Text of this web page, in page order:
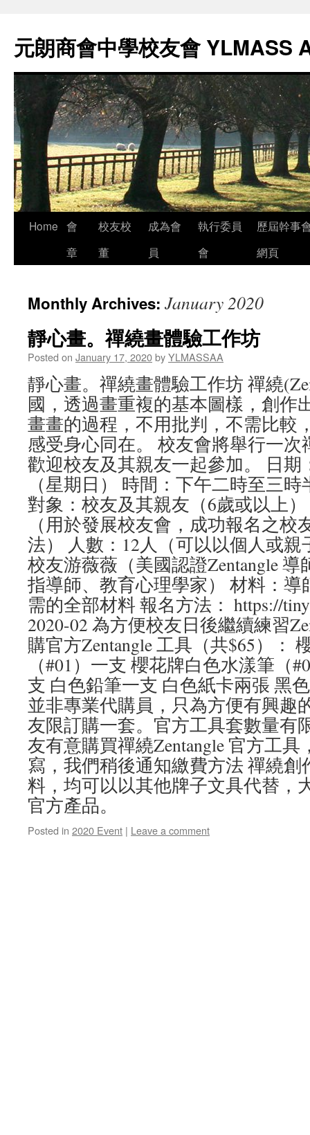
元朗商會中學校友會 YLMASS
Skip
Home 會
章
校友校
董
成為會
員
執行委員
會
歷屆幹事
網頁
Monthly Archives: January 2020
靜心畫。禪繞畫體驗工作坊
Posted on January 17, 2020byYLMASSAA
靜心畫。禪繞畫體驗工作坊 禪繞
國，透過畫重複的基本圖樣，創作
畫畫的過程，不用批判，不需比較
感受身心同在。 校友會將舉行一
歡迎校友及其親友一起參加。 日期
（星期日） 時間：下午二時至三
對象：校友及其親友（6歲或以上
（用於發展校友會，成功報名之校
法） 人數：12人（可以以個人或
校友游薇薇（美國認證Zentangle
指導師、教育心理學家） 材料：
需的全部材料 報名方法： https://
2020-02 為方便校友日後繼續練習
購官方Zentangle 工具（共$65）：
（#01）一支 櫻花牌白色水漾筆（
支 白色鉛筆一支 白色紙卡兩張 黑
並非專業代購員，只為方便有興趣
友限訂購一套。官方工具套數量有
友有意購買禪繞Zentangle 官方工
寫，我們稍後通知繳費方法 禪繞
料，均可以以其他牌子文具代替，
官方產品。
Posted in 2020 Event | Leave a comment